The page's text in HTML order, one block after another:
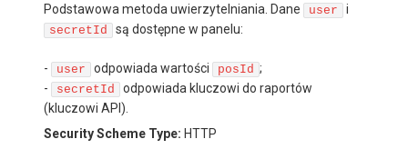
Podstawowa metoda uwierzytelniania. Dane user i
secretId są dostępne w panelu:
- user odpowiada wartości posId ;
-
secretId
odpowiada kluczowi do raportów
(kluczowi API).
Security Scheme Type: HTTP